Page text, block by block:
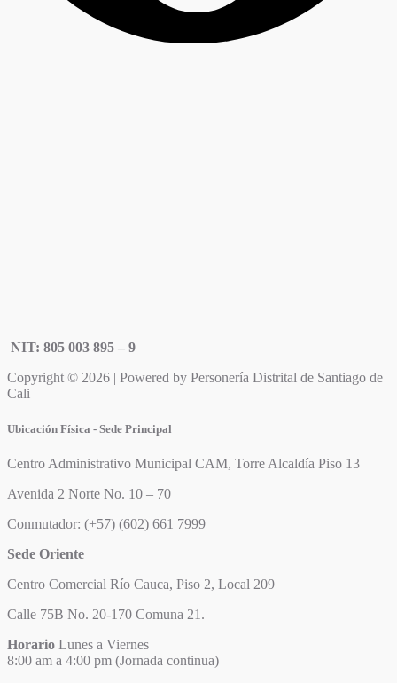
NIT: 805 003 895 – 9
Copyright © 2026 | Powered by Personería Distrital de Santiago de
Cali
Ubicación Física - Sede Principal
Centro Administrativo Municipal CAM, Torre Alcaldía Piso 13
Avenida 2 Norte No. 10 – 70
Conmutador: (+57) (602) 661 7999
Sede Oriente
Centro Comercial Río Cauca, Piso 2, Local 209
Calle 75B No. 20-170 Comuna 21.
Horario Lunes a Viernes
8:00 am a 4:00 pm (Jornada continua)